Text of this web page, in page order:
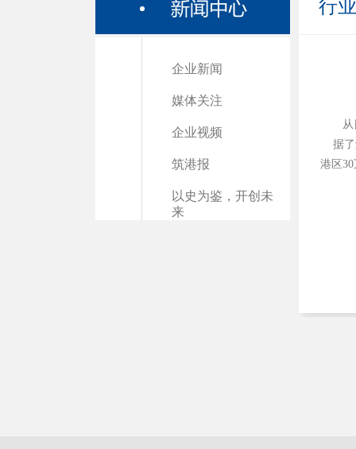
企业新闻
媒体关注
企业视频
筑港报
以史为鉴，开创未
来
行
据了
港区